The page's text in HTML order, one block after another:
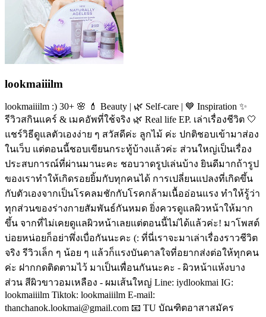
lookmaiiilm
lookmaiiilm :) 30+ 🌸 💄 Beauty | 🌿 Self-care | 💙 Inspiration ✨
รีวิวสกินแคร์ & เมคอัพที่ใช้จริง 🌿 Real life EP. เล่าเรื่องชีวิต 🤍
แชร์วิธีดูแลตัวเองง่าย ๆ สวัสดีค่ะ ลูกไม้ ค่ะ ปกติชอบเข้ามาส่อง
ในเว็บ แต่ตอนนี้ชอบเขียนกระทู้บ้างเเล้วค่ะ ส่วนใหญ่เป็นเรื่อง
ประสบการณ์ที่ผ่านมานะคะ ชอบวาดรูปเล่นบ้าง ยินดีมากถ้ารูป
ของเราทำให้เกิดรอยยิ้มกับทุกคนได้ การเปลี่ยนแปลงที่เกิดขึ้น
กับตัวเองจากเป็นโรคลมชักกับโรคกล้ามเนื้ออ่อนแรง ทำให้รู้ว่า
ทุกส่วนของร่างกายสัมพันธ์กันหมด ยิ่งควรดูแลผิวหน้าให้มาก
ขึ้น จากที่ไม่เคยดูเเลผิวหน้าเลยแต่ตอนนี้ไม่ได้แล้วค่ะ! มาโพสต์
บ่อยหน่อยก็อย่าพึ่งเบื่อกันนะคะ (: ที่นี่เราจะมาเล่าเรื่องราวชีวิต
จริง รีวิวเล็ก ๆ น้อย ๆ แล้วก็แรงบันดาลใจที่อยากส่งต่อให้ทุกคน
ค่ะ ฝากกดติดตามไว้ มาเป็นเพื่อนกันนะคะ - ผิวหน้าแห้งบาง
ส่วน สีผิวขาวอมเหลือง - ผมเส้นใหญ่ Line: iydlookmai IG:
lookmaiiilm Tiktok: lookmaiiilm E-mail:
thanchanok.lookmai@gmail.com 📧 TU บัณฑิตอาสาสมัคร